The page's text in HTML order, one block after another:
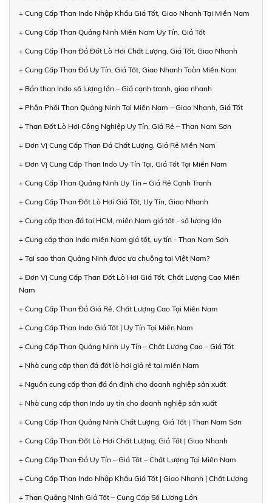
+ Cung Cấp Than Indo Nhập Khẩu Giá Tốt, Giao Nhanh Tại Miền Nam
+ Cung Cấp Than Quảng Ninh Miền Nam Uy Tín, Giá Tốt
+ Cung Cấp Than Đá Đốt Lò Hơi Chất Lượng, Giá Tốt, Giao Nhanh
+ Cung Cấp Than Đá Uy Tín, Giá Tốt, Giao Nhanh Toàn Miền Nam
+ Bán than Indo số lượng lớn – Giá cạnh tranh, giao nhanh
+ Phân Phối Than Quảng Ninh Tại Miền Nam – Giao Nhanh, Giá Tốt
+ Than Đốt Lò Hơi Công Nghiệp Uy Tín, Giá Rẻ – Than Nam Sơn
+ Đơn Vị Cung Cấp Than Đá Chất Lượng, Giá Rẻ Miền Nam
+ Đơn Vị Cung Cấp Than Indo Uy Tín Tại, Giá Tốt Tại Miền Nam
+ Cung Cấp Than Quảng Ninh Uy Tín – Giá Rẻ Cạnh Tranh
+ Cung Cấp Than Đốt Lò Hơi Giá Tốt, Uy Tín, Giao Nhanh
+ Cung cấp than đá tại HCM, miền Nam giá tốt - số lượng lớn
+ Cung cấp than Indo miền Nam giá tốt, uy tín - Than Nam Sơn
+ Tại sao than Quảng Ninh được ưa chuộng tại Việt Nam?
+ Đơn Vị Cung Cấp Than Đốt Lò Hơi Giá Tốt, Chất Lượng Cao Miền
Nam
+ Cung Cấp Than Đá Giá Rẻ, Chất Lượng Cao Tại Miền Nam
+ Cung Cấp Than Indo Giá Tốt | Uy Tín Tại Miền Nam
+ Cung Cấp Than Quảng Ninh Uy Tín – Chất Lượng Cao – Giá Tốt
+ Nhà cung cấp than đá đốt lò hơi giá rẻ tại miền Nam
+ Nguồn cung cấp than đá ổn định cho doanh nghiệp sản xuất
+ Nhà cung cấp than Indo uy tín cho doanh nghiệp sản xuất
+ Cung Cấp Than Quảng Ninh Chất Lượng, Giá Tốt | Than Nam Sơn
+ Cung Cấp Than Đốt Lò Hơi Chất Lượng, Giá Tốt | Giao Nhanh
+ Cung Cấp Than Đá Uy Tín – Giá Tốt – Chất Lượng Tại Miền Nam
+ Cung Cấp Than Indo Nhập Khẩu Giá Tốt | Giao Nhanh | Chất Lượng
+ Than Quảng Ninh Giá Tốt – Cung Cấp Số Lượng Lớn